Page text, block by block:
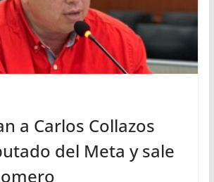
a Carlos Collazos
del Meta y sale